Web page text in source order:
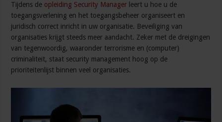
Tijdens de opleiding Security Manager leert u hoe u de
toegangsverlening en het toegangsbeheer organiseert en
juridisch correct inricht in uw organisatie. Beveiliging van
organisaties krijgt steeds meer aandacht. Zeker met de dreigingen
van tegenwoordig, waaronder terrorisme en (computer)
criminaliteit, staat security management hoog op de
prioriteitenlijst binnen veel organisaties.